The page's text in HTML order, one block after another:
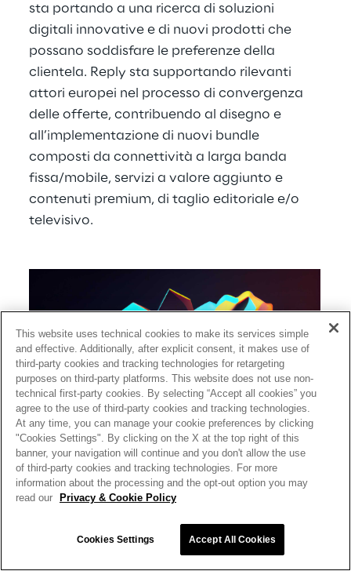
sta portando a una ricerca di soluzioni
digitali innovative e di nuovi prodotti che
possano soddisfare le preferenze della
clientela. Reply sta supportando rilevanti
attori europei nel processo di convergenza
delle offerte, contribuendo al disegno e
all’implementazione di nuovi bundle
composti da connettività a larga banda
fissa/mobile, servizi a valore aggiunto e
contenuti premium, di taglio editoriale e/o
televisivo.
This website uses technical cookies to make its services simple
and effective. Additionally, after explicit consent, it makes use of
third-party cookies and tracking technologies for retargeting
purposes on third-party platforms. This website does not use non-
technical first-party cookies. By selecting “Accept all cookies” you
agree to the use of third-party cookies and tracking technologies.
At any time, you can manage your cookie preferences by clicking
"Cookies Settings". By clicking on the X at the top right of this
banner, your navigation will continue and you don't allow the use
of third-party cookies and tracking technologies. For more
information about the processing and the opt-out option you may
read our
Privacy & Cookie Policy
Cookies Settings Accept All Cookies